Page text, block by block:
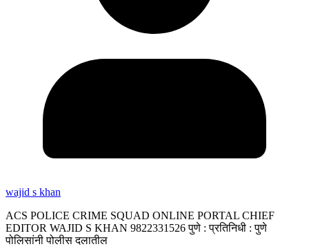
wajid s khan
ACS POLICE CRIME SQUAD ONLINE PORTAL CHIEF
EDITOR WAJID S KHAN 9822331526 पुणे : प्रतिनिधी : पुणे
पोलिसांनी पोलीस दलातील